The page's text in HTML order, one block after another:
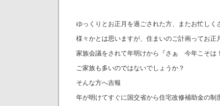
ゆっくりとお正月を過ごされた方、またお忙しく
様々かとは思いますが、住まいのご計画ってお正
家族会議をされて年明けから『さぁ 今年こそは
ご家族も多いのではないでしょうか？
そんな方へ吉報
年が明けてすぐに国交省から住宅改修補助金の制